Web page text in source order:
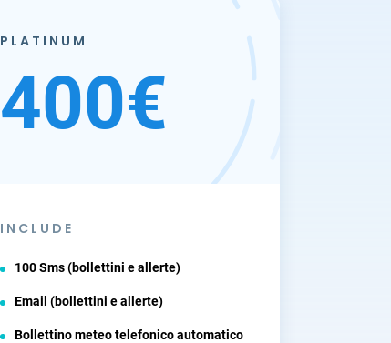
PLATINUM
400€
INCLUDE
100 Sms (bollettini e allerte)
Email (bollettini e allerte)
Bollettino meteo telefonico automatico